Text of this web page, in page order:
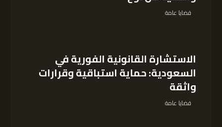
قضايا عامة
الاستشارة القانونية الفورية في
السعودية: حماية استباقية وقرارات
واثقة
قضايا عامة